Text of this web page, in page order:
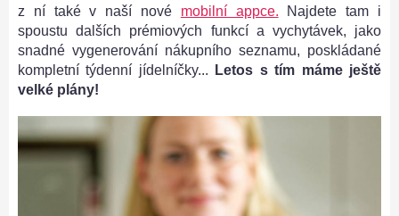
z ní také v naší nové mobilní appce. Najdete tam i
spoustu dalších prémiových funkcí a vychytávek, jako
snadné vygenerování nákupního seznamu, poskládané
kompletní týdenní jídelníčky...
Letos s tím máme ještě
velké plány!